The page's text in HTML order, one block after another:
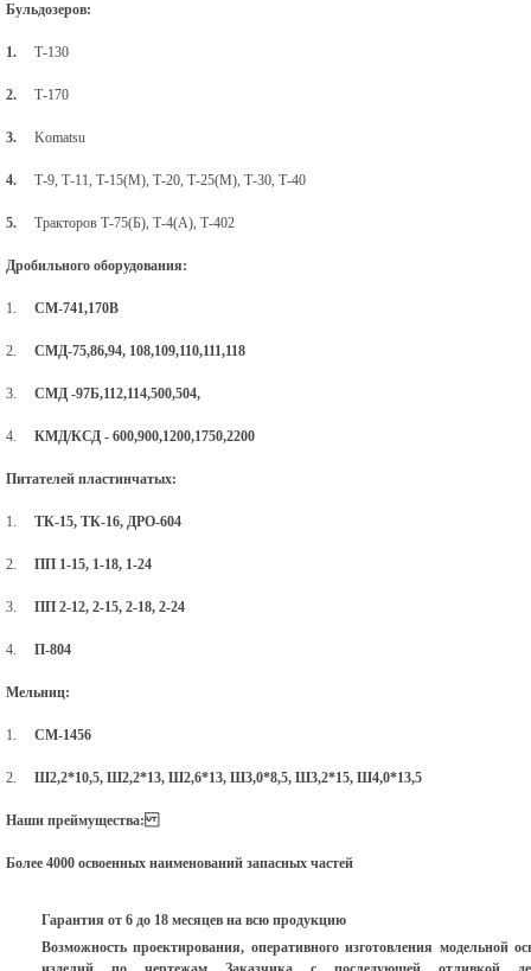
Бульдозеров:
1. Т-130
2. Т-170
3. Komatsu
4. Т-9, Т-11, Т-15(М), Т-20, Т-25(М), Т-30, Т-40
5. Тракторов Т-75(Б), Т-4(А), Т-402
Дробильного оборудования:
1. СМ-741,170В
2. СМД-75,86,94, 108,109,110,111,118
3. СМД -97Б,112,114,500,504,
4. КМД/КСД - 600,900,1200,1750,2200
Питателей пластинчатых:
1. ТК-15, ТК-16, ДРО-604
2. ПП 1-15, 1-18, 1-24
3. ПП 2-12, 2-15, 2-18, 2-24
4. П-804
Мельниц:
1. СМ-1456
2. Ш2,2*10,5, Ш2,2*13, Ш2,6*13, Ш3,0*8,5, Ш3,2*15, Ш4,0*13,5
Наши преймущества:
Более 4000 освоенных наименований запасных частей
Гарантия от 6 до 18 месяцев на всю продукцию
Возможность проектирования, оперативного изготовления модельной